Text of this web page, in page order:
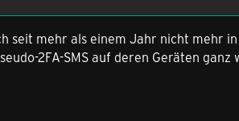
seit mehr als einem Jahr nicht mehr
2FA-SMS auf deren Geräten